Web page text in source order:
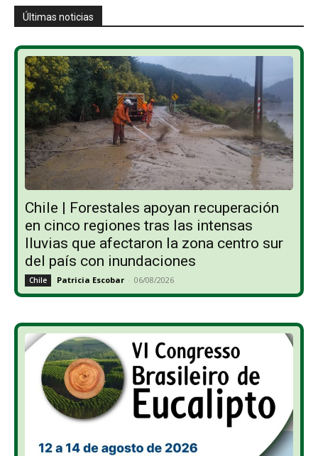
Últimas noticias
Chile | Forestales apoyan recuperación
en cinco regiones tras las intensas
lluvias que afectaron la zona centro sur
del país con inundaciones
Chile Patricia Escobar - 06/08/2026